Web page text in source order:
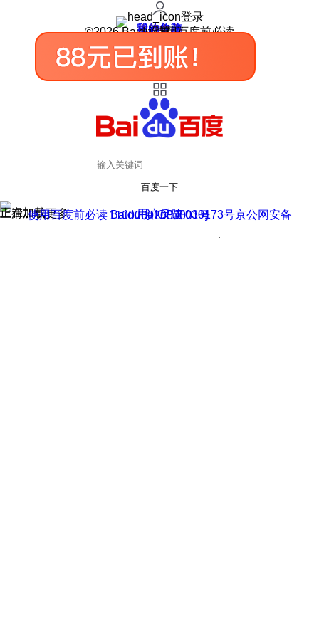
登录
我的关注
我的收藏
皮肤中心
用户反馈
设置
©2026 Baidu 使用百度前必读
百度一下
正在加载
上滑加载更多 用户反馈
使用百度前必读 Baidu 京ICP证030173号
京公网安备11000002000001号